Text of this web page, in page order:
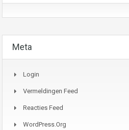
Meta
Login
Vermeldingen Feed
Reacties Feed
WordPress.org